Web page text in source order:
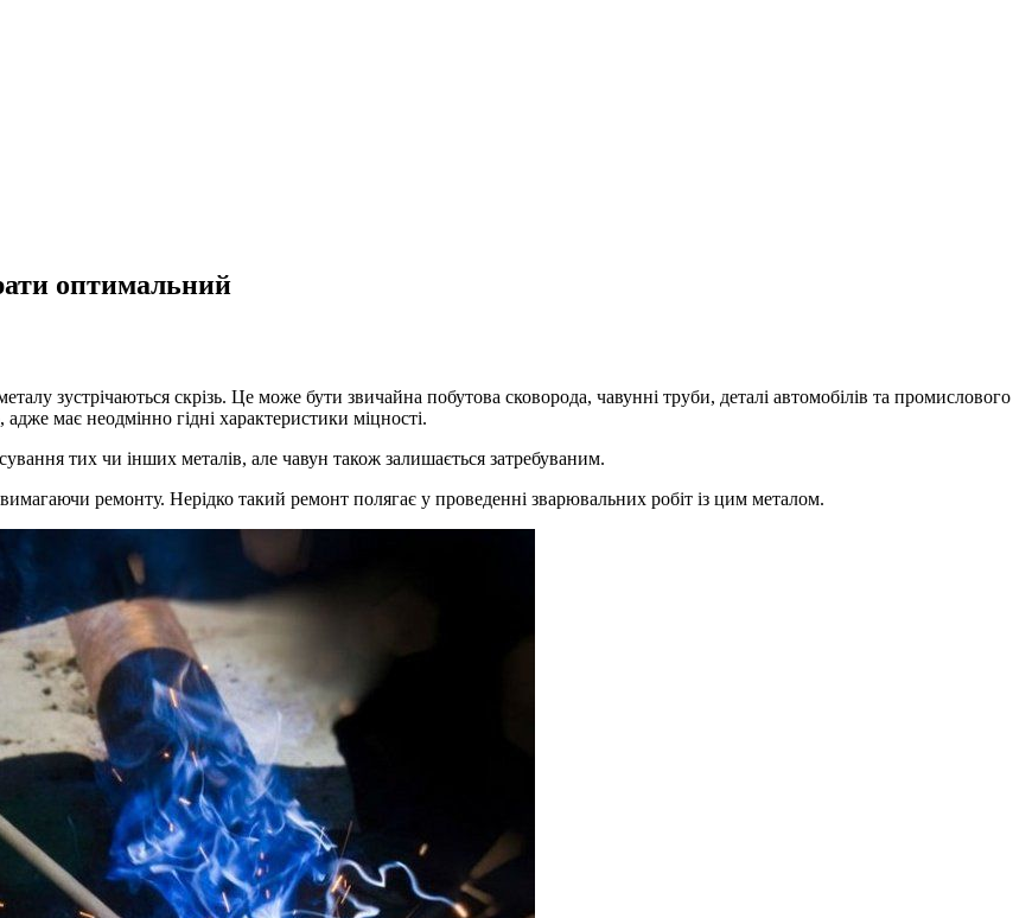
оптимальний
зустрічаються скрізь. Це може бути звичайна побутова сковорода, чавунні труби, деталі автомобілів та промислового
має неодмінно гідні характеристики міцності.
тих чи інших металів, але чавун також залишається затребуваним.
ремонту. Нерідко такий ремонт полягає у проведенні зварювальних робіт із цим металом.